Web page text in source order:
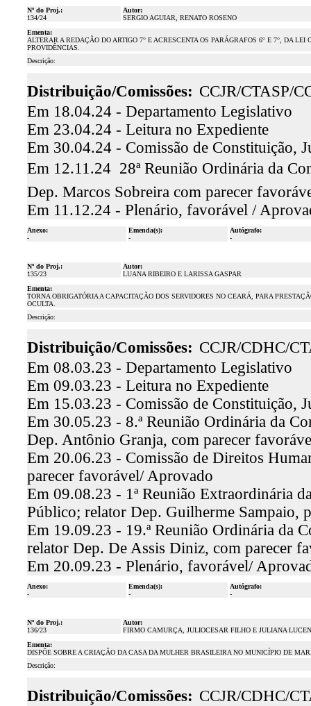
Nº do Proj.:
134/24
Autor:
SERGIO AGUIAR, RENATO ROSENO
Ementa:
ALTERAR A REDAÇÃO DO ARTIGO 7° E ACRESCENTA OS PARÁGRAFOS 6° E 7°, DA
PROVIDÊNCIAS.
Descrição:
Distribuição/Comissões: CCJR/CTASP/
Em 18.04.24 - Departamento Legislativo
Em 23.04.24 - Leitura no Expediente
Em 30.04.24 - Comissão de Constituição,
Em 12.11.24  28ª Reunião Ordinária da
Dep. Marcos Sobreira com parecer
Em 11.12.24 - Plenário, favorável /
Anexo:
-
Emenda(s):
-
Autógrafo:
-
Nº do Proj.:
135/23
Autor:
LUANA RIBEIRO E LARISSA GASPAR
Ementa:
TORNA OBRIGATÓRIA A CAPACITAÇÃO DOS SERVIDORES NO CEARÁ, PARA
OCULTA.
Descrição:
Distribuição/Comissões: CCJR/CDHC/
Em 08.03.23 - Departamento Legislativo
Em 09.03.23 - Leitura no Expediente
Em 15.03.23 - Comissão de Constituição,
Em 30.05.23 - 8.ª Reunião Ordinária da
Dep. Antônio Granja, com parecer
Em 20.06.23 - Comissão de Direitos
parecer favorável/ Aprovado
Em 09.08.23 - 1ª Reunião Extraordinária
Público; relator Dep. Guilherme Sampaio,
Em 19.09.23 - 19.ª Reunião Ordinária da
relator Dep. De Assis Diniz, com parecer
Em 20.09.23 - Plenário, favorável/
Anexo:
-
Emenda(s):
-
Autógrafo:
-
Nº do Proj.:
136/23
Autor:
FIRMO CAMURÇA, JULIOCESAR FILHO E JULIANA
Ementa:
DISPÕE SOBRE A CRIAÇÃO DA CASA DA MULHER BRASILEIRA NO MUNICÍPIO DE
Descrição:
Distribuição/Comissões: CCJR/CDHC/